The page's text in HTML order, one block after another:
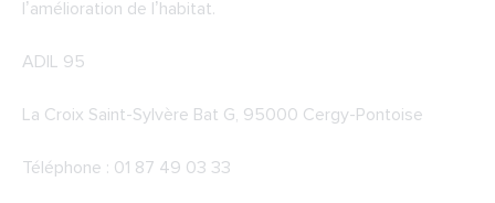
l’amélioration de l’habitat.
ADIL 95
La Croix Saint-Sylvère Bat G, 95000 Cergy-Pontoise
Téléphone : 01 87 49 03 33